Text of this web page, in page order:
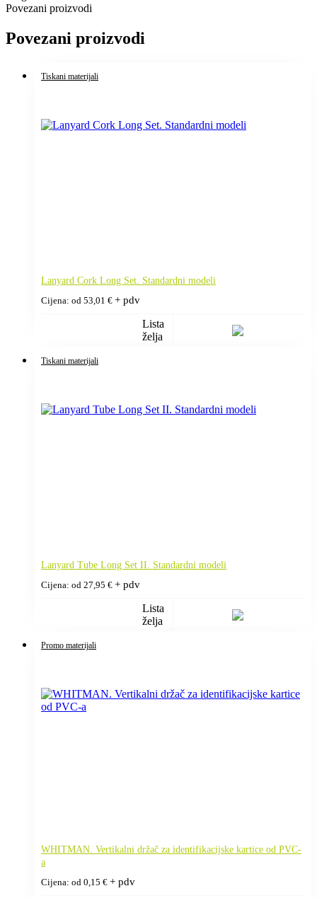
Povezani proizvodi
Povezani proizvodi
Tiskani materijali
Lanyard Cork Long Set. Standardni modeli
Cijena: od 53,01 € + pdv
Lista
želja
Tiskani materijali
Lanyard Tube Long Set II. Standardni modeli
Cijena: od 27,95 € + pdv
Lista
želja
Promo materijali
WHITMAN. Vertikalni držač za identifikacijske kartice od PVC-
a
Cijena: od 0,15 € + pdv